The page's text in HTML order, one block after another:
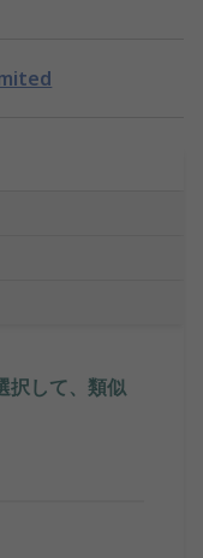
択して、類似